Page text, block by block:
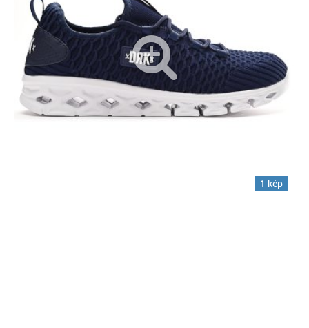
1 kép